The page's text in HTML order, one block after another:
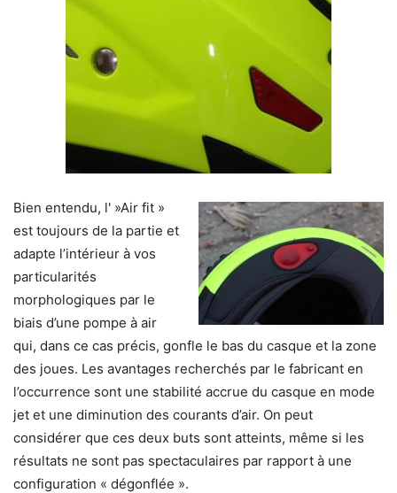
Bien entendu, l' »Air fit »
est toujours de la partie et
adapte l’intérieur à vos
particularités
morphologiques par le
biais d’une pompe à air
qui, dans ce cas précis, gonfle le bas du casque et la zone
des joues. Les avantages recherchés par le fabricant en
l’occurrence sont une stabilité accrue du casque en mode
jet et une diminution des courants d’air. On peut
considérer que ces deux buts sont atteints, même si les
résultats ne sont pas spectaculaires par rapport à une
configuration « dégonflée ».